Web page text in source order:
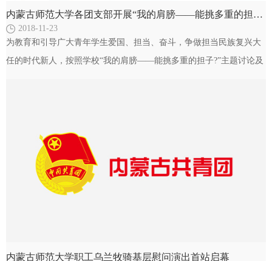
内蒙古师范大学各团支部开展“我的肩膀——能挑多重的担子？”大家谈系列活动之主题演讲比赛
2018-11-23
为教育和引导广大青年学生爱国、担当、奋斗，争做担当民族复兴大
任的时代新人，按照学校“我的肩膀——能挑多重的担子?”主题讨论及
内蒙古师范大学职工乌兰牧骑基层慰问演出首站启幕